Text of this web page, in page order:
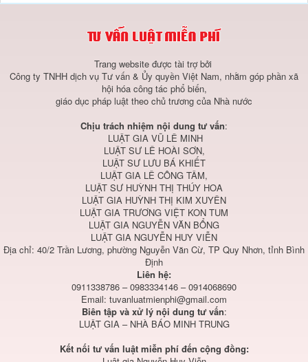
Trang website được tài trợ bởi
Công ty TNHH dịch vụ Tư vấn & Ủy quyền Việt Nam, nhằm góp phần xã
hội hóa công tác phổ biến,
giáo dục pháp luật theo chủ trương của Nhà nước
Chịu trách nhiệm nội dung tư vấn:
LUẬT GIA VŨ LÊ MINH
LUẬT SƯ LÊ HOÀI SƠN,
LUẬT SƯ LƯU BÁ KHIẾT
LUẬT GIA LÊ CÔNG TÂM,
LUẬT SƯ HUỲNH THỊ THÚY HOA
LUẬT GIA HUỲNH THỊ KIM XUYÊN
LUẬT GIA TRƯƠNG VIỆT KON TUM
LUẬT GIA NGUYỄN VĂN BỔNG
LUẬT GIA NGUYỄN HUY VIỄN
Địa chỉ: 40/2 Trần Lương, phường Nguyễn Văn Cừ, TP Quy Nhơn, tỉnh Bình
Định
Liên hệ:
0911338786 – 0983334146 – 0914068690
Email: tuvanluatmienphi@gmail.com
Biên tập và xử lý nội dung tư vấn:
LUẬT GIA – NHÀ BÁO MINH TRUNG
Kết nối tư vấn luật miễn phí đến cộng đồng: